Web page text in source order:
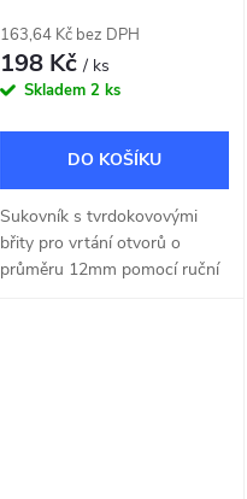
163,64 Kč bez DPH
198 Kč/ ks
Skladem 2 ks
DO KOŠÍKU
Sukovník s tvrdokovovými
břity pro vrtání otvorů o
průměru 12mm pomocí ruční